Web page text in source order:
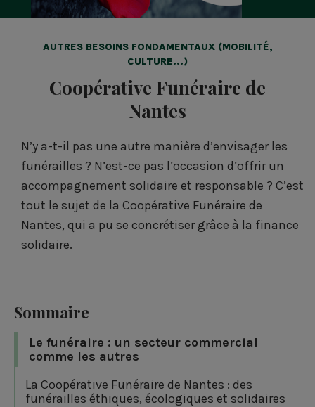
AUTRES BESOINS FONDAMENTAUX (MOBILITÉ,
CULTURE...)
Coopérative Funéraire de
Nantes
N’y a-t-il pas une autre manière d’envisager les
funérailles ? N’est-ce pas l’occasion d’offrir un
accompagnement solidaire et responsable ? C’est
tout le sujet de la Coopérative Funéraire de
Nantes, qui a pu se concrétiser grâce à la finance
solidaire.
Sommaire
Le funéraire : un secteur commercial
comme les autres
La Coopérative Funéraire de Nantes : des
funérailles éthiques, écologiques et solidaires